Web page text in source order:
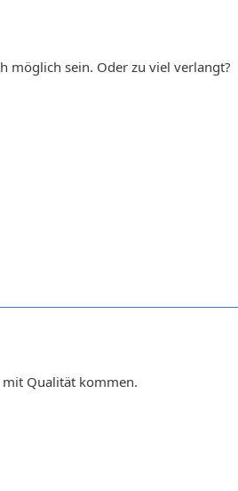
möglich sein. Oder zu viel verlangt?
Qualität kommen.